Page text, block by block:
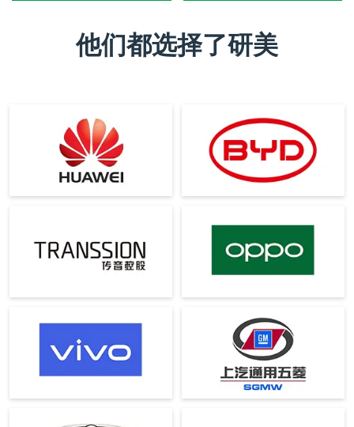
他们都选择了研美